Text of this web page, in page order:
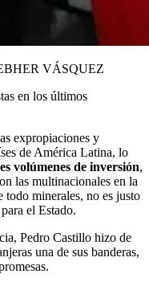
VÁSQUEZ
en los últimos
expropiaciones y
de América Latina, lo
volúmenes de inversión,
las multinacionales en la
todo minerales, no es justo
el Estado.
Pedro Castillo hizo de
una de sus banderas,